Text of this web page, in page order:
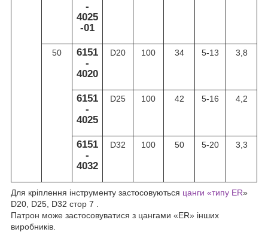
-
4025
-01
50
6151
-
4020
D20 100 34 5-13 3,8
6151
-
4025
D25 100 42 5-16 4,2
6151
-
4032
D32 100 50 5-20 3,3
Для кріплення інструменту застосовуються цанги «типу ER»
D20, D25, D32 стор 7 .
Патрон може застосовуватися з цангами «ER» інших
виробників.